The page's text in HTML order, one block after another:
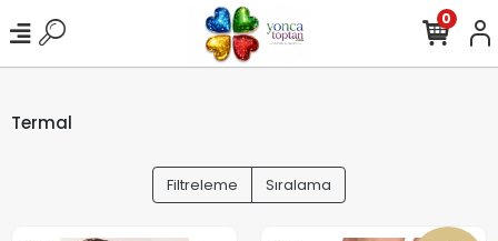
0
Termal
Filtreleme Sıralama